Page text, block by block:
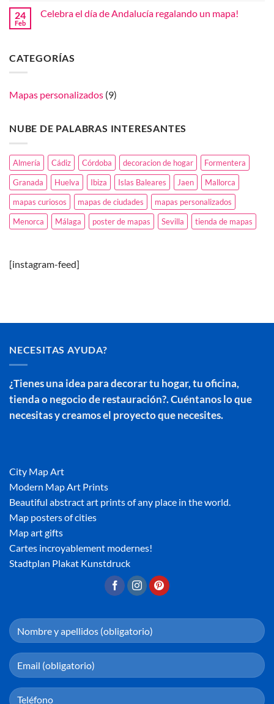
una
comentarios
marzo,
Islas
Baleares
mapa
de
24
Feb
Celebra el día de Andalucía regalando un mapa!
Celebra
regalando
CATEGORÍAS
Mapas personalizados (9)
NUBE DE PALABRAS INTERESANTES
Almería Cádiz Córdoba decoracion de hogar
Formentera
Granada
Huelva Ibiza Islas Baleares Jaen
Mallorca
mapas curiosos
mapas de ciudades
mapas personalizados
Menorca
Málaga poster de mapas Sevilla tienda de mapas
[instagram-feed]
NECESITAS AYUDA?
¿Tienes una idea para decorar tu hogar, tu oficina,
tienda o negocio de restauración?. Cuéntanos lo que
necesitas y creamos el proyecto que necesites.
City Map Art
Modern Map Art Prints
Beautiful abstract art prints of any place in the world.
Map posters of cities
Map art gifts
Cartes incroyablement modernes!
Stadtplan Plakat Kunstdruck